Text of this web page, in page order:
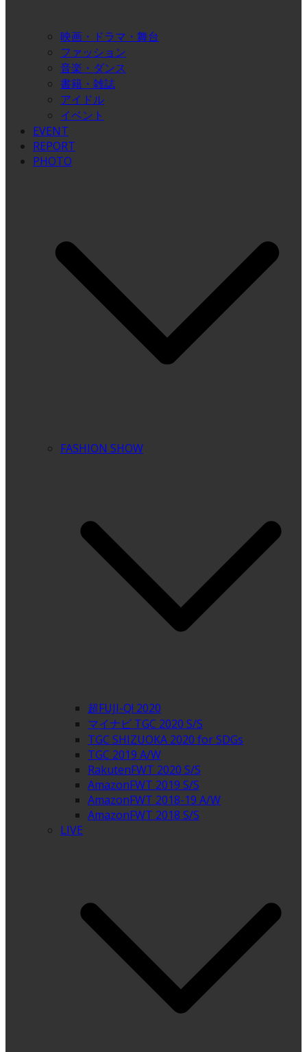
映画・ドラマ・舞台
ファッション
音楽・ダンス
書籍・雑誌
アイドル
イベント
EVENT
REPORT
PHOTO
FASHION SHOW
超FUJI-Q! 2020
マイナビ TGC 2020 S/S
TGC SHIZUOKA 2020 for SDGs
TGC 2019 A/W
RakutenFWT 2020 S/S
AmazonFWT 2019 S/S
AmazonFWT 2018-19 A/W
AmazonFWT 2018 S/S
LIVE